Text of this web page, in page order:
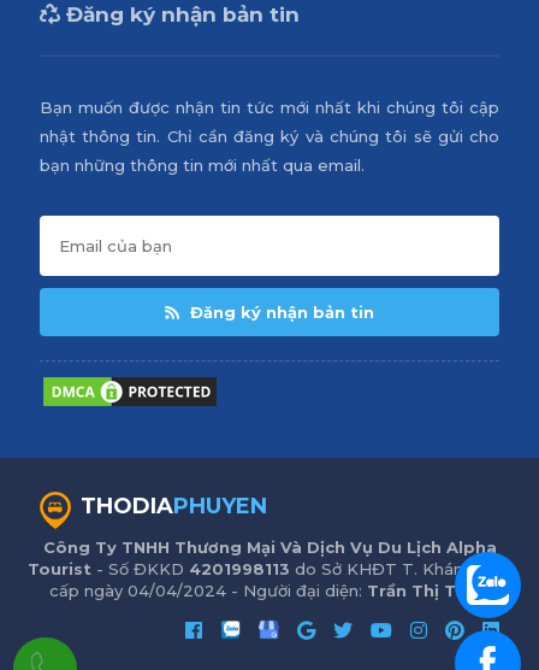
Đăng ký nhận bản tin
Bạn muốn được nhận tin tức mới nhất khi chúng tôi cập
nhật thông tin. Chỉ cần đăng ký và chúng tôi sẽ gửi cho
bạn những thông tin mới nhất qua email.
Đăng ký nhận bản tin
THODIAPHUYEN
Công Ty TNHH Thương Mại Và Dịch Vụ Du Lịch Alpha
Tourist - Số ĐKKD 4201998113 do Sở KHĐT T. Khánh Hòa
cấp ngày 04/04/2024 - Người đại diện: Trần Thị Trinh